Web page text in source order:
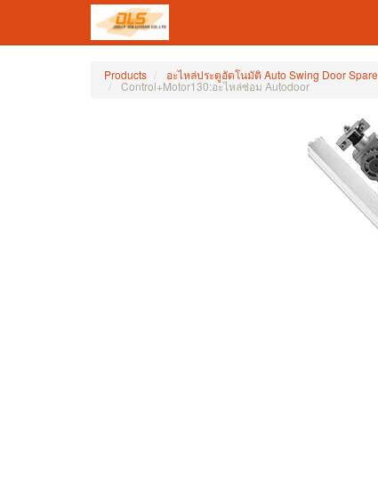
Products อะไหล่ประตูอัตโนมัติ Auto Swing Door Spare
Control+Motor130:อะไหล่ซ่อม Autodoor